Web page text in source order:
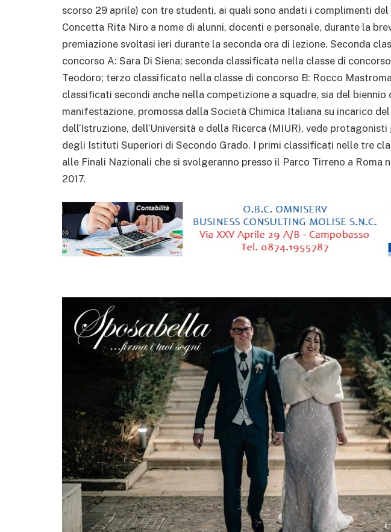
scorso 29 aprile) con tre studenti, ai quali sono andati i complimenti
Concetta Rita Niro a nome di alunni, docenti e personale, durante la
premiazione svoltasi ieri durante la seconda ora di lezione. Seconda
concorso A: Sara Di Siena; seconda classificata nella classe di
Teodoro; terzo classificato nella classe di concorso B: Rocco
classificati secondi anche nella competizione a squadre, sia del biennio
manifestazione, promossa dalla Società Chimica Italiana su incarico
dell’Istruzione, dell’Università e della Ricerca (MIUR), vede
degli Istituti Superiori di Secondo Grado. I primi classificati nelle tre
alle Finali Nazionali che si svolgeranno presso il Parco Tirreno a Roma
2017.